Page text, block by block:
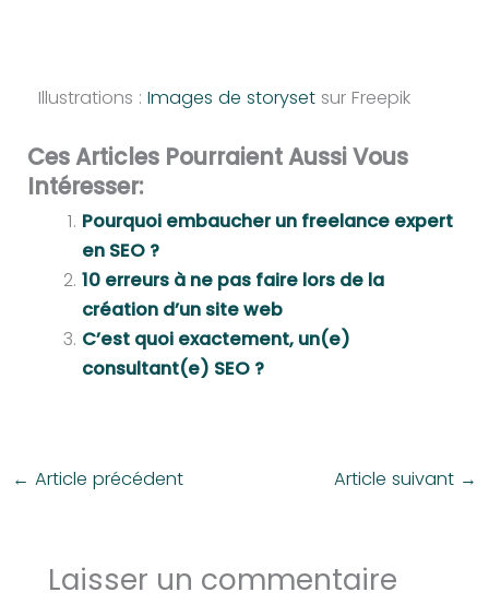
Illustrations :Images de storyset sur Freepik
Ces Articles Pourraient Aussi Vous
Intéresser:
Pourquoi embaucher un freelance expert
en SEO ?
10 erreurs à ne pas faire lors de la
création d’un site web
C’est quoi exactement, un(e)
consultant(e) SEO ?
← Article précédent Article suivant →
Laisser un commentaire